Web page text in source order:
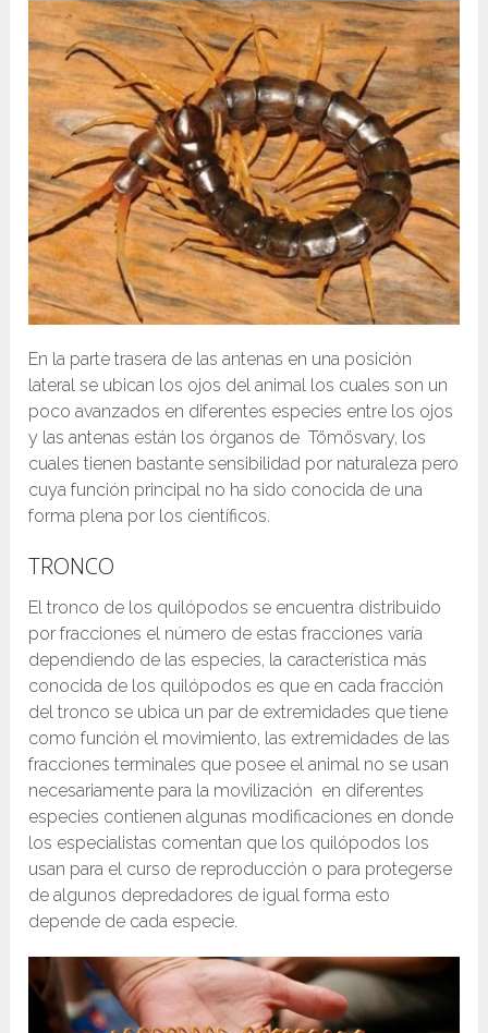
En la parte trasera de las antenas en una posición
lateral se ubican los ojos del animal los cuales son un
poco avanzados en diferentes especies entre los ojos
y las antenas están los órganos de Tömösvary, los
cuales tienen bastante sensibilidad por naturaleza pero
cuya función principal no ha sido conocida de una
forma plena por los científicos.
TRONCO
El tronco de los quilópodos se encuentra distribuido
por fracciones el número de estas fracciones varía
dependiendo de las especies, la característica más
conocida de los quilópodos es que en cada fracción
del tronco se ubica un par de extremidades que tiene
como función el movimiento, las extremidades de las
fracciones terminales que posee el animal no se usan
necesariamente para la movilización en diferentes
especies contienen algunas modificaciones en donde
los especialistas comentan que los quilópodos los
usan para el curso de reproducción o para protegerse
de algunos depredadores de igual forma esto
depende de cada especie.